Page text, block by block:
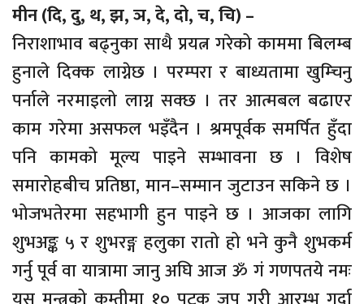
मीन (दि, दु, थ, झ, ञ, दे, दो, च, चि) –
निराशाभाव बढ्नुका साथै प्रयत्न गरेको काममा बिलम्ब
हुनाले दिक्क लाग्नेछ । परम्परा र बाध्यतामा खुम्चिनु
पर्नाले नरमाइलो लाग्न सक्छ । तर आत्मबल बढाएर
काम गरेमा असफल भइँदैन । श्रमपूर्वक समर्पित हुँदा
पनि कामको मूल्य पाइने सम्भावना छ । विशेष
समारोहबीच प्रतिष्ठा, मान–सम्मान जुटाउन सकिने छ ।
भोजभतेरमा सहभागी हुन पाइने छ । आजका लागि
शुभअङ्क ५ र शुभरङ्ग हलुका रातो हो भने कुनै शुभकर्म
गर्नु पूर्व वा यात्रामा जानु अघि आज ॐ गं गणपतये नमः